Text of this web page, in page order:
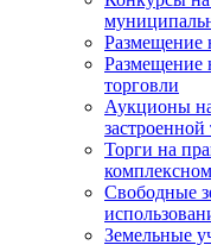
Размещение
Размещение
торговли
Аукционы
Торги на
Свободные
Земельные